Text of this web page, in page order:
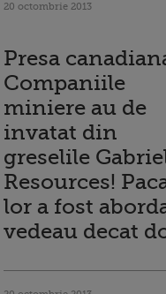
20 octombrie 2013
Presa
Companiile
miniere au de
invatat din
greselile
Resources!
lor a fost
vedeau decat